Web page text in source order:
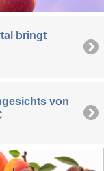
bringt
von